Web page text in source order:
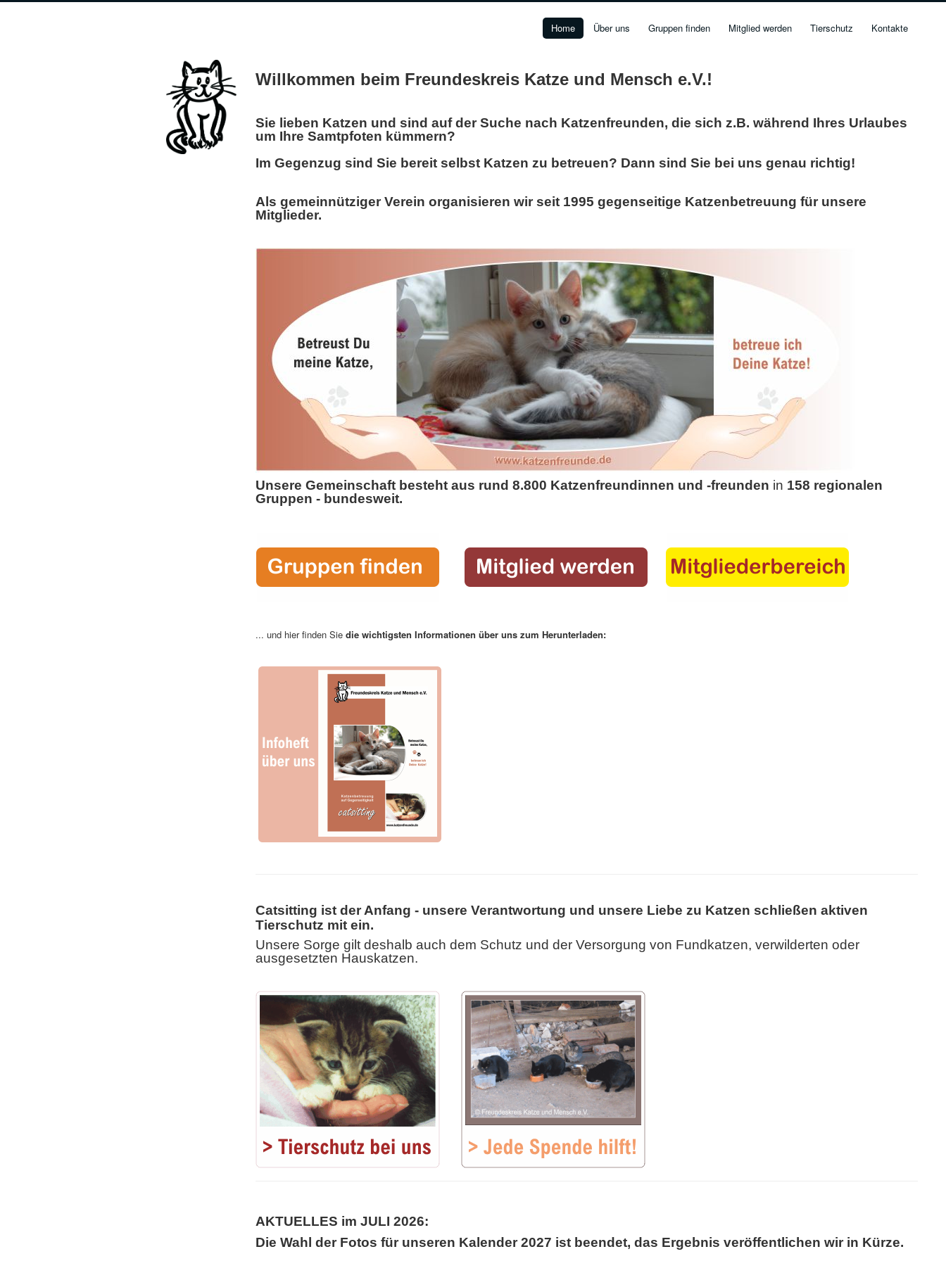
Home Über uns Gruppen finden Mitglied werden Tierschutz Kontakte
Willkommen beim Freundeskreis Katze und Mensch e.V.!
Sie lieben Katzen und sind auf der Suche nach Katzenfreunden, die sich z.B. während Ihres Urlaubes
um Ihre Samtpfoten kümmern?
Im Gegenzug sind Sie bereit selbst Katzen zu betreuen? Dann sind Sie bei uns genau richtig!
Als gemeinnütziger Verein organisieren wir seit 1995 gegenseitige Katzenbetreuung für unsere
Mitglieder.
Unsere Gemeinschaft besteht aus rund 8.800 Katzenfreundinnen und -freunden in 158 regionalen
Gruppen - bundesweit.
... und hier finden Sie die wichtigsten Informationen über uns zum Herunterladen:
Catsitting ist der Anfang - unsere Verantwortung und unsere Liebe zu Katzen schließen aktiven
Tierschutz mit ein.
Unsere Sorge gilt deshalb auch dem Schutz und der Versorgung von Fundkatzen, verwilderten oder
ausgesetzten Hauskatzen.
AKTUELLES im JULI 2026:
Die Wahl der Fotos für unseren Kalender 2027 ist beendet, das Ergebnis veröffentlichen wir in Kürze.